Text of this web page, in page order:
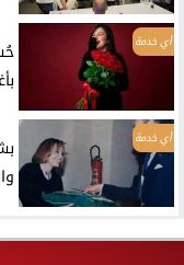
أي خدمة
أي خدمة